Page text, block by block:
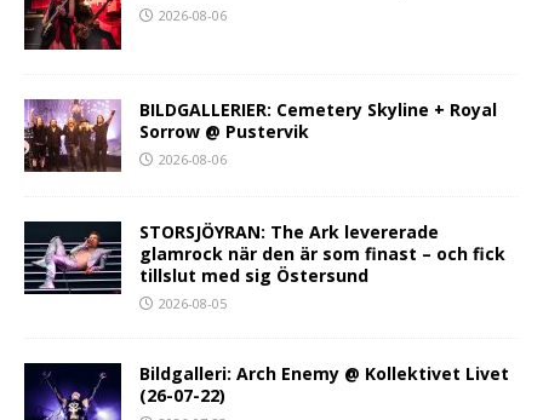
2026-08-06
BILDGALLERIER: Cemetery Skyline + Royal
Sorrow @ Pustervik
2026-08-06
STORSJÖYRAN: The Ark levererade
glamrock när den är som finast – och fick
tillslut med sig Östersund
2026-08-05
Bildgalleri: Arch Enemy @ Kollektivet Livet
(26-07-22)